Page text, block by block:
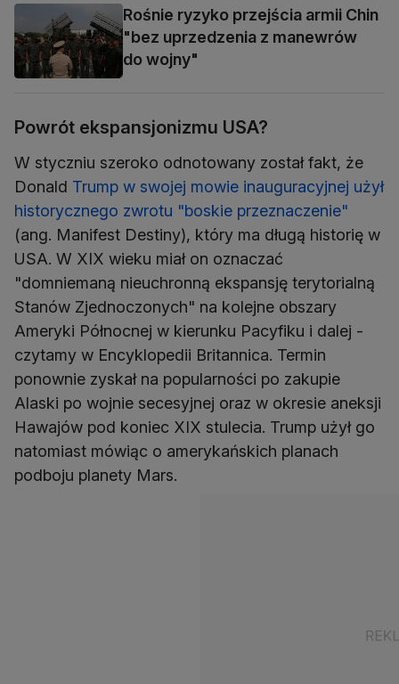
Rośnie ryzyko przejścia armii Chin
"bez uprzedzenia z manewrów
do wojny"
Powrót ekspansjonizmu USA?
W styczniu szeroko odnotowany został fakt, że
Donald Trump w swojej mowie inauguracyjnej użył
historycznego zwrotu "boskie przeznaczenie"
(ang. Manifest Destiny), który ma długą historię w
USA. W XIX wieku miał on oznaczać
"domniemaną nieuchronną ekspansję terytorialną
Stanów Zjednoczonych" na kolejne obszary
Ameryki Północnej w kierunku Pacyfiku i dalej -
czytamy w Encyklopedii Britannica. Termin
ponownie zyskał na popularności po zakupie
Alaski po wojnie secesyjnej oraz w okresie aneksji
Hawajów pod koniec XIX stulecia. Trump użył go
natomiast mówiąc o amerykańskich planach
podboju planety Mars.